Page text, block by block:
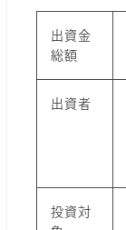
出資金
総額
出資者
投資対